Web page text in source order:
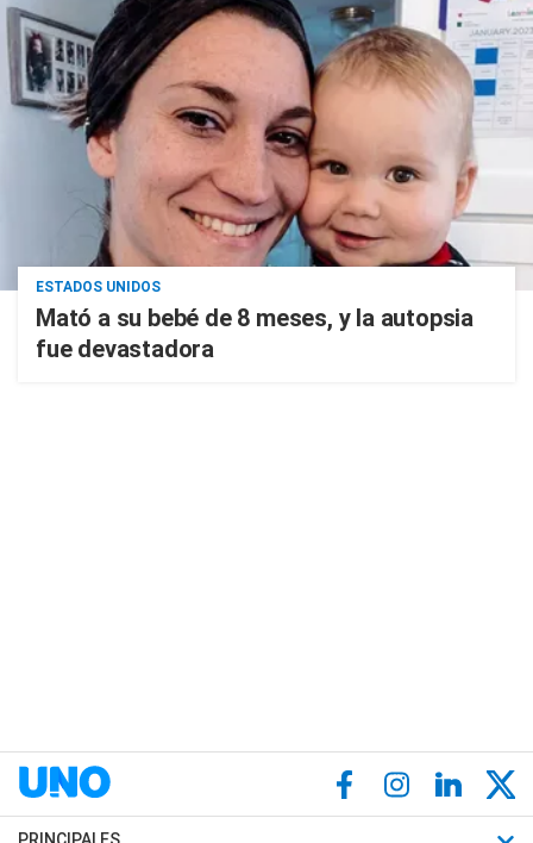
ESTADOS UNIDOS
Mató a su bebé de 8 meses, y la autopsia
fue devastadora